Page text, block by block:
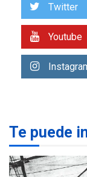
7
2
Twitter
Youtube
Te puede